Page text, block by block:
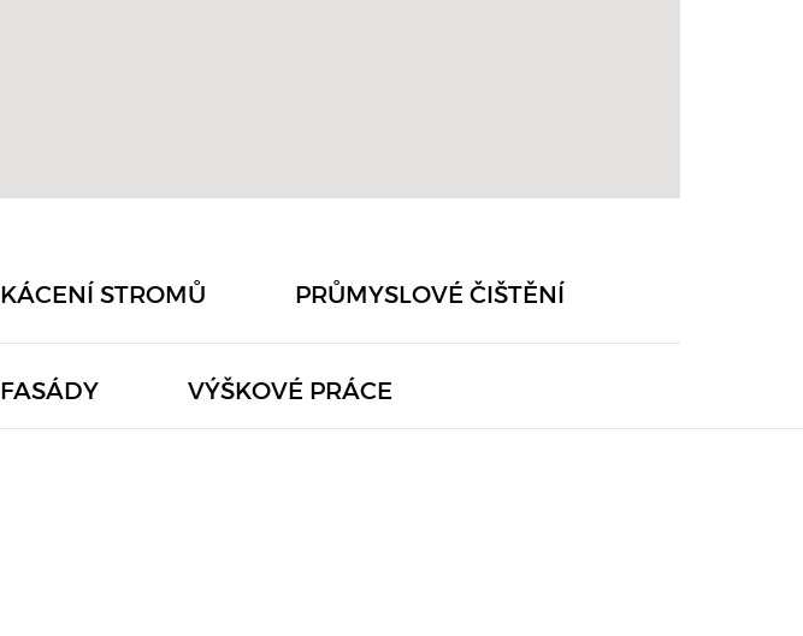
KÁCENÍ STROMŮ PRŮMYSLOVÉ ČIŠTĚNÍ
FASÁDY VÝŠKOVÉ PRÁCE